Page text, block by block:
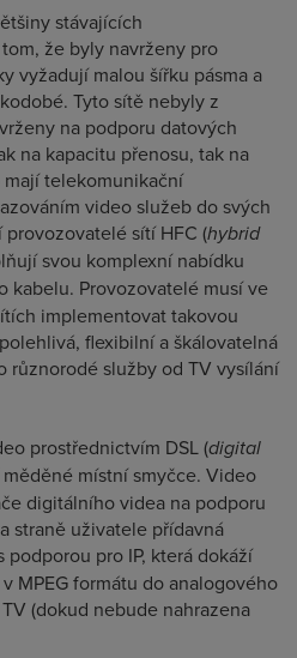
stávajících
že byly navrženy pro
vyžadují malou šířku pásma a
Tyto sítě nebyly z
na podporu datových
na kapacitu přenosu, tak na
telekomunikační
video služeb do svých
sítí HFC (hybrid
svou komplexní nabídku
kabelu. Provozovatelé musí ve
implementovat takovou
flexibilní a škálovatelná
různorodé služby od TV vysílání
prostřednictvím DSL (digital
místní smyčce. Video
digitálního videa na podporu
straně uživatele přídavná
podporou pro IP, která dokáží
MPEG formátu do analogového
(dokud nebude nahrazena